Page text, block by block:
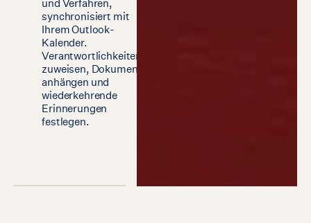
und Verfahren,
synchronisiert mit
Ihrem Outlook-
Kalender.
Verantwortlichkeiten
zuweisen, Dokumente
anhängen und
wiederkehrende
Erinnerungen
festlegen.